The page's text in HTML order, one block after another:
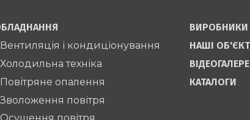
і кондиціонування
техніка
опалення
повітря
ВИРОБНИКИ
НАШІ
КАТАЛОГИ